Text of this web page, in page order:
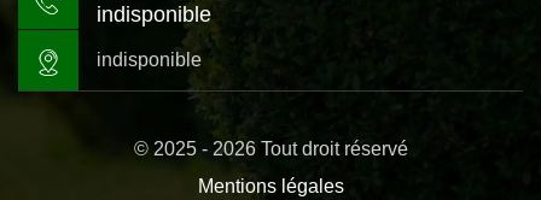
indisponible
indisponible
© 2025 - 2026 Tout droit réservé
Mentions légales